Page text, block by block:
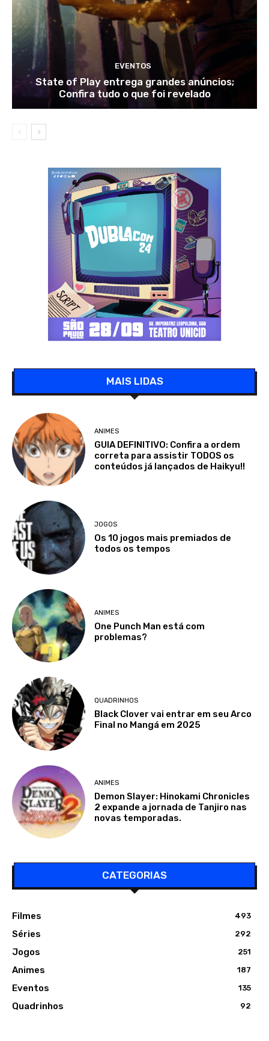
EVENTOS
State of Play entrega grandes anúncios;
Confira tudo o que foi revelado
MAIS LIDAS
ANIMES
GUIA DEFINITIVO: Confira a ordem
correta para assistir TODOS os
conteúdos já lançados de Haikyu!!
JOGOS
Os 10 jogos mais premiados de
todos os tempos
ANIMES
One Punch Man está com
problemas?
QUADRINHOS
Black Clover vai entrar em seu Arco
Final no Mangá em 2025
ANIMES
Demon Slayer: Hinokami Chronicles
2 expande a jornada de Tanjiro nas
novas temporadas.
CATEGORIAS
Filmes 493
Séries 292
Jogos 251
Animes 187
Eventos 135
Quadrinhos 92